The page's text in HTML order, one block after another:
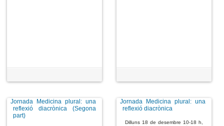
Jornada Medicina plural: una
reflexió diacrònica (Segona
part)
Jornada Medicina plural: una
reflexió diacrònica
Dilluns 18 de desembre 10-18 h,